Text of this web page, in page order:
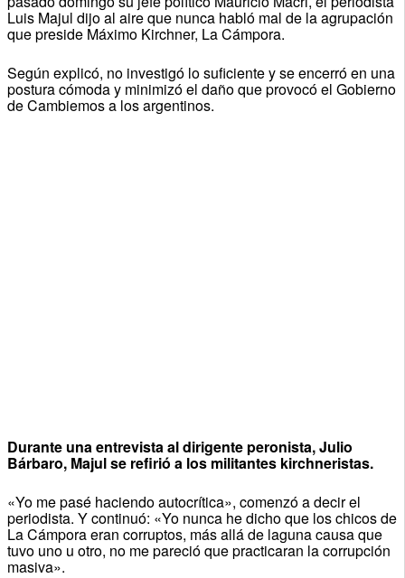
Luis Majul dijo al aire que nunca habló mal de la agrupación
que preside Máximo Kirchner, La Cámpora.
Según explicó, no investigó lo suficiente y se encerró en una
postura cómoda y minimizó el daño que provocó el Gobierno
de Cambiemos a los argentinos.
Durante una entrevista al dirigente peronista, Julio
Bárbaro, Majul se refirió a los militantes kirchneristas.
«Yo me pasé haciendo autocrítica», comenzó a decir el
periodista. Y continuó: «Yo nunca he dicho que los chicos de
La Cámpora eran corruptos, más allá de laguna causa que
tuvo uno u otro, no me pareció que practicaran la corrupción
masiva».